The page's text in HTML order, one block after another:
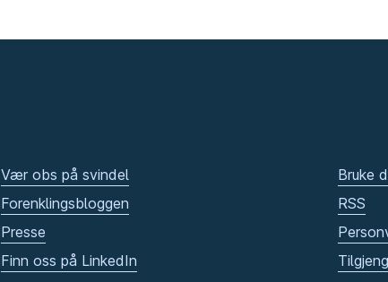
Vær obs på svindel
Forenklingsbloggen
Presse
Finn oss på LinkedIn
Bruke
RSS